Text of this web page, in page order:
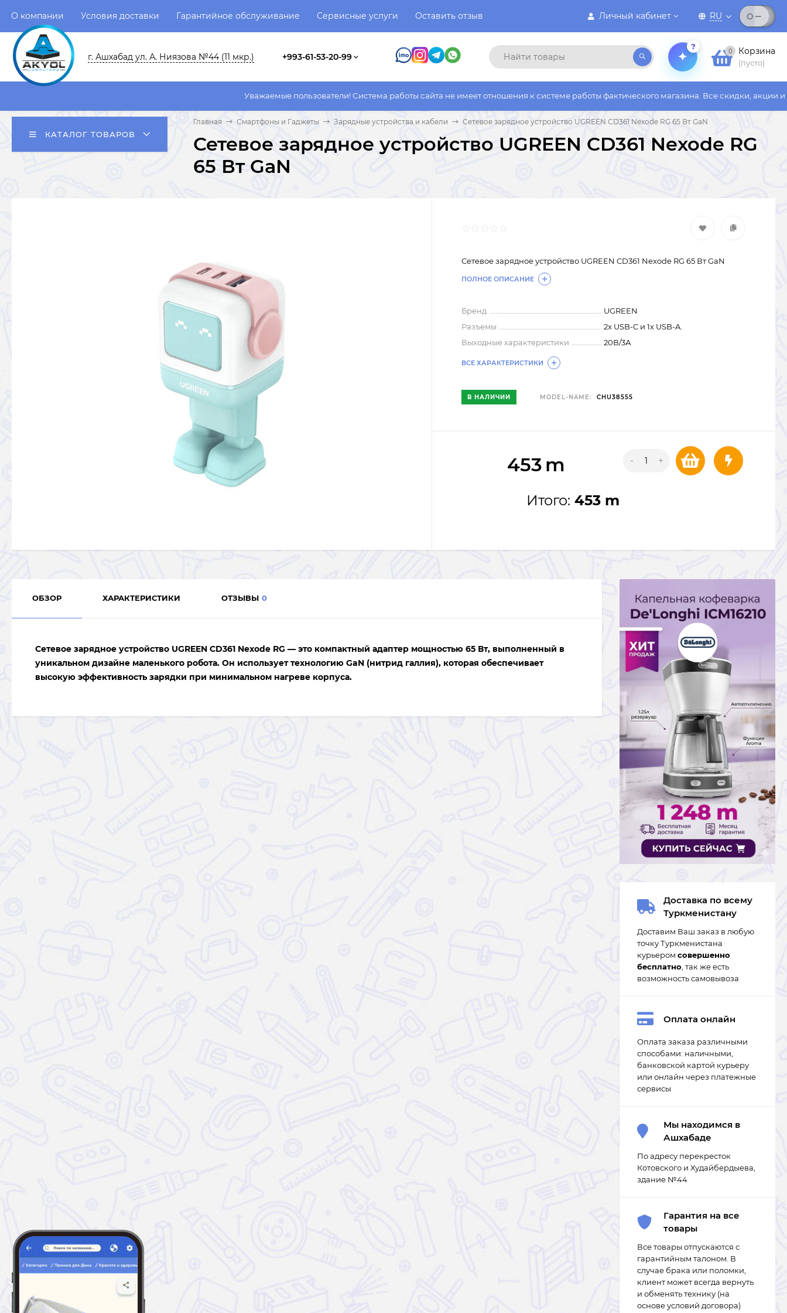
Личный кабинет RU
О компании Условия доставки Гарантийное обслуживание Сервисные услуги Оставить отзыв
г. Ашхабад ул. А. Ниязова №44 (11 мкр.) +993-61-53-20-99
?
0 Корзина
(пусто)
Уважаемые пользователи! Система работы сайта не имеет отношения к системе работы фактического магазина. Все скидки, акции и бонусы
КАТАЛОГ ТОВАРОВ
Главная Смартфоны и Гаджеты Зарядные устройства и кабели Сетевое зарядное устройство UGREEN CD361 Nexode RG 65 Вт GaN
Сетевое зарядное устройство UGREEN CD361 Nexode RG
65 Вт GaN
Сетевое зарядное устройство UGREEN CD361 Nexode RG 65 Вт GaN
ПОЛНОЕ ОПИСАНИЕ
Бренд
UGREEN
Разъемы
2x USB-C и 1x USB-A.
Выходные характеристики
20В/3А
ВСЕ ХАРАКТЕРИСТИКИ
В НАЛИЧИИ MODEL-NAME: CHU38555
453 m - +
Итого: 453 m
ОБЗОР ХАРАКТЕРИСТИКИ ОТЗЫВЫ 0
Сетевое зарядное устройство UGREEN CD361 Nexode RG — это компактный адаптер мощностью 65 Вт, выполненный в
уникальном дизайне маленького робота. Он использует технологию GaN (нитрид галлия), которая обеспечивает
высокую эффективность зарядки при минимальном нагреве корпуса.
Доставка по всему
Туркменистану
Доставим Ваш заказ в любую
точку Туркменистана
курьером совершенно
бесплатно , так же есть
возможность самовывоза
Оплата онлайн
Оплата заказа различными
способами: наличными,
банковской картой курьеру
или онлайн через платежные
сервисы
Мы находимся в
Ашхабаде
По адресу перекресток
Котовского и Худайбердыева,
здание №44
Гарантия на все
товары
Все товары отпускаются с
гарантийным талоном. В
случае брака или поломки,
клиент может всегда вернуть
и обменять технику (на
основе условий договора)